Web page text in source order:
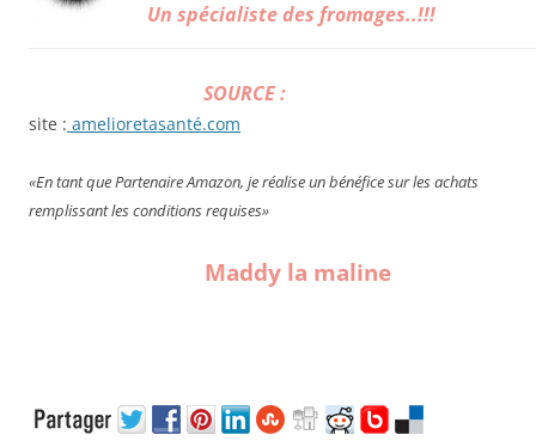
Un spécialiste des fromages..!!!
SOURCE :
site : amelioretasanté.com
«En tant que Partenaire Amazon, je réalise un bénéfice sur les achats
remplissant les conditions requises»
Maddy la maline